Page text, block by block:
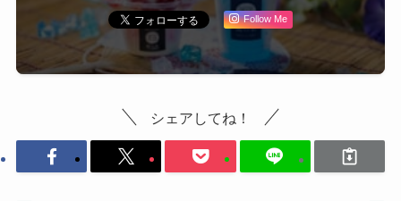
Follow Me
シェアしてね！